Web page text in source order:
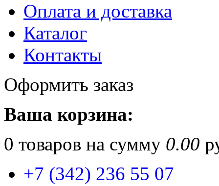
Оплата и доставка
Каталог
Контакты
Оформить заказ
Ваша корзина:
0 товаров на сумму 0.00
+7 (342) 236 55 07